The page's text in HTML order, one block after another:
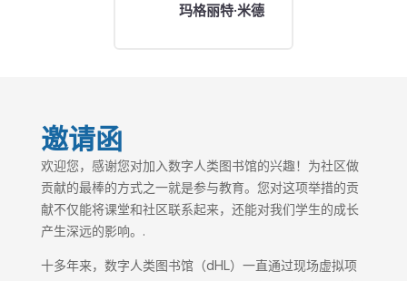
玛格丽特·米德
邀请函
欢迎您，感谢您对加入数字人类图书馆的兴趣！为社区做
贡献的最棒的方式之一就是参与教育。您对这项举措的贡
献不仅能将课堂和社区联系起来，还能对我们学生的成长
产生深远的影响。.
十多年来，数字人类图书馆（dHL）一直通过现场虚拟项